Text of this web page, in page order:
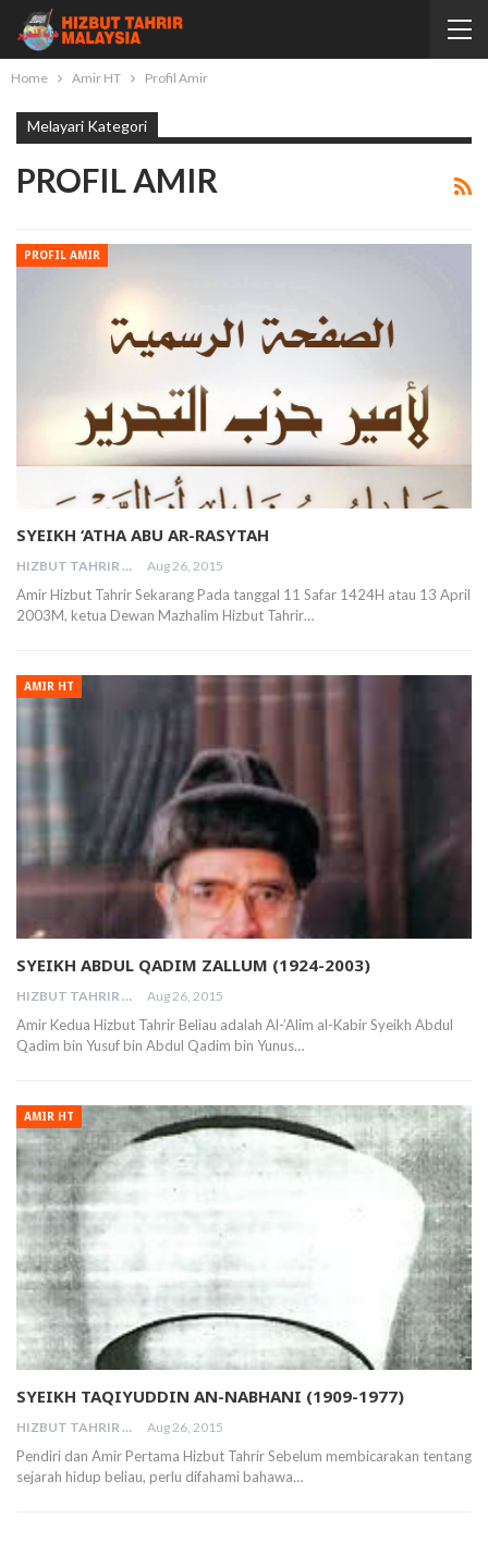
Home Amir HT Profil Amir
Melayari Kategori
PROFIL AMIR
PROFIL AMIR
SYEIKH ‘ATHA ABU AR-RASYTAH
HIZBUT TAHRIR MALAYSIA Aug 26, 2015
Amir Hizbut Tahrir Sekarang Pada tanggal 11 Safar 1424H atau 13 April
2003M, ketua Dewan Mazhalim Hizbut Tahrir…
AMIR HT
SYEIKH ABDUL QADIM ZALLUM (1924-2003)
HIZBUT TAHRIR MALAYSIA Aug 26, 2015
Amir Kedua Hizbut Tahrir Beliau adalah Al-’Alim al-Kabir Syeikh Abdul
Qadim bin Yusuf bin Abdul Qadim bin Yunus…
AMIR HT
SYEIKH TAQIYUDDIN AN-NABHANI (1909-1977)
HIZBUT TAHRIR MALAYSIA Aug 26, 2015
Pendiri dan Amir Pertama Hizbut Tahrir Sebelum membicarakan tentang
sejarah hidup beliau, perlu difahami bahawa…